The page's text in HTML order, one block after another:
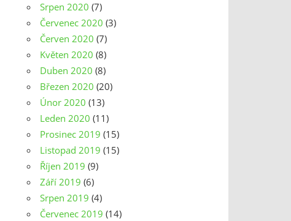
Srpen 2020 (7)
Červenec 2020 (3)
Červen 2020 (7)
Květen 2020 (8)
Duben 2020 (8)
Březen 2020 (20)
Únor 2020 (13)
Leden 2020 (11)
Prosinec 2019 (15)
Listopad 2019 (15)
Říjen 2019 (9)
Září 2019 (6)
Srpen 2019 (4)
Červenec 2019 (14)